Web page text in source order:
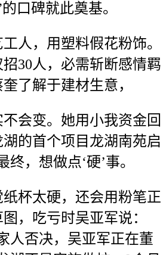
口碑就此奠基。
，用塑料假花粉饰。
30人，必需斩断感情羁
了解于建材生意，
变。她用小我资金回
的首个项目龙湖南苑启
终，想做点‘硬’事。
太硬，还会用粉笔正
，吃亏时吴亚军说：
人否决，吴亚军正在董